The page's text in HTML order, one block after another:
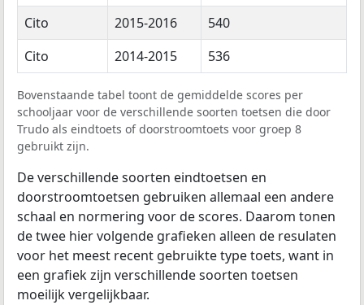
Cito
2015-2016
540
Cito
2014-2015 536
Bovenstaande tabel toont de gemiddelde scores per
schooljaar voor de verschillende soorten toetsen die door
Trudo als eindtoets of doorstroomtoets voor groep 8
gebruikt zijn.
De verschillende soorten eindtoetsen en
doorstroomtoetsen gebruiken allemaal een andere
schaal en normering voor de scores. Daarom tonen
de twee hier volgende grafieken alleen de resulaten
voor het meest recent gebruikte type toets, want in
een grafiek zijn verschillende soorten toetsen
moeilijk vergelijkbaar.